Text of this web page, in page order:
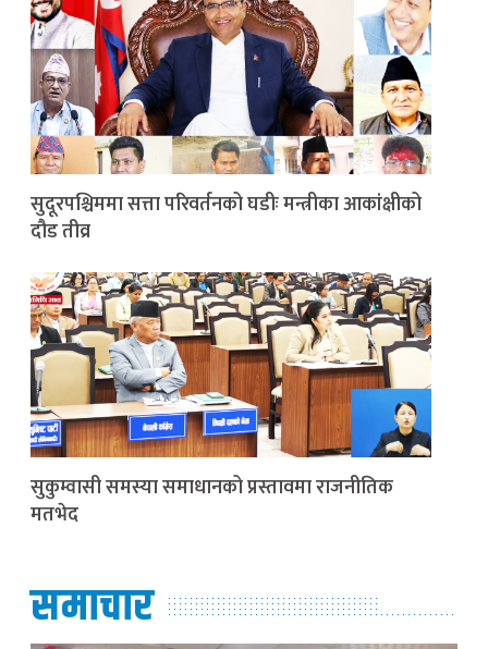
सुदूरपश्चिममा सत्ता परिवर्तनको घडीः मन्त्रीका आकांक्षीको
दौड तीव्र
सुकुम्वासी समस्या समाधानको प्रस्तावमा राजनीतिक
मतभेद
समाचार